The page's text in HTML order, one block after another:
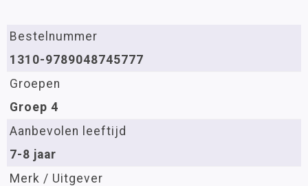
Bestelnummer
1310-9789048745777
Groepen
Groep 4
Aanbevolen leeftijd
7-8 jaar
Merk / Uitgever